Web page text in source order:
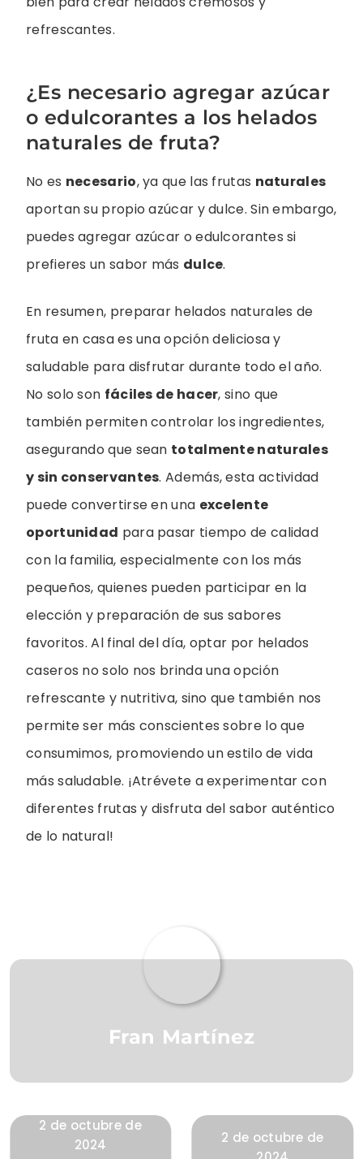
refrescantes.
¿Es necesario agregar azúcar
o edulcorantes a los helados
naturales de fruta?
No es necesario, ya que las frutas naturales
aportan su propio azúcar y dulce. Sin embargo,
puedes agregar azúcar o edulcorantes si
prefieres un sabor más dulce.
En resumen, preparar helados naturales de
fruta en casa es una opción deliciosa y
saludable para disfrutar durante todo el año.
No solo son fáciles de hacer, sino que
también permiten controlar los ingredientes,
asegurando que sean totalmente naturales
y sin conservantes. Además, esta actividad
puede convertirse en una excelente
oportunidad para pasar tiempo de calidad
con la familia, especialmente con los más
pequeños, quienes pueden participar en la
elección y preparación de sus sabores
favoritos. Al final del día, optar por helados
caseros no solo nos brinda una opción
refrescante y nutritiva, sino que también nos
permite ser más conscientes sobre lo que
consumimos, promoviendo un estilo de vida
más saludable. ¡Atrévete a experimentar con
diferentes frutas y disfruta del sabor auténtico
de lo natural!
Fran Martínez
2 de octubre de
2024
2 de octubre de